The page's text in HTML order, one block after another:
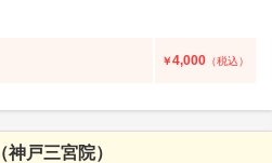
￥4,000 （税込）
戸三宮院）